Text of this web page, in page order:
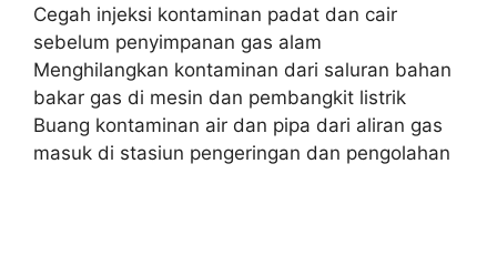
Cegah injeksi kontaminan padat dan cair
sebelum penyimpanan gas alam
Menghilangkan kontaminan dari saluran bahan
bakar gas di mesin dan pembangkit listrik
Buang kontaminan air dan pipa dari aliran gas
masuk di stasiun pengeringan dan pengolahan